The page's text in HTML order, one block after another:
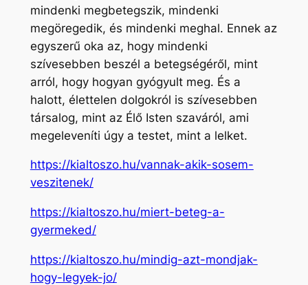
LINK
EMBED
mindenki megbetegszik, mindenki
megöregedik, és mindenki meghal. Ennek az
egyszerű oka az, hogy mindenki
szívesebben beszél a betegségéről, mint
arról, hogy hogyan gyógyult meg. És a
halott, élettelen dolgokról is szívesebben
társalog, mint az Élő Isten szaváról, ami
megeleveníti úgy a testet, mint a lelket.
https://kialtoszo.hu/vannak-akik-sosem-
veszitenek/
https://kialtoszo.hu/miert-beteg-a-
gyermeked/
https://kialtoszo.hu/mindig-azt-mondjak-
hogy-legyek-jo/